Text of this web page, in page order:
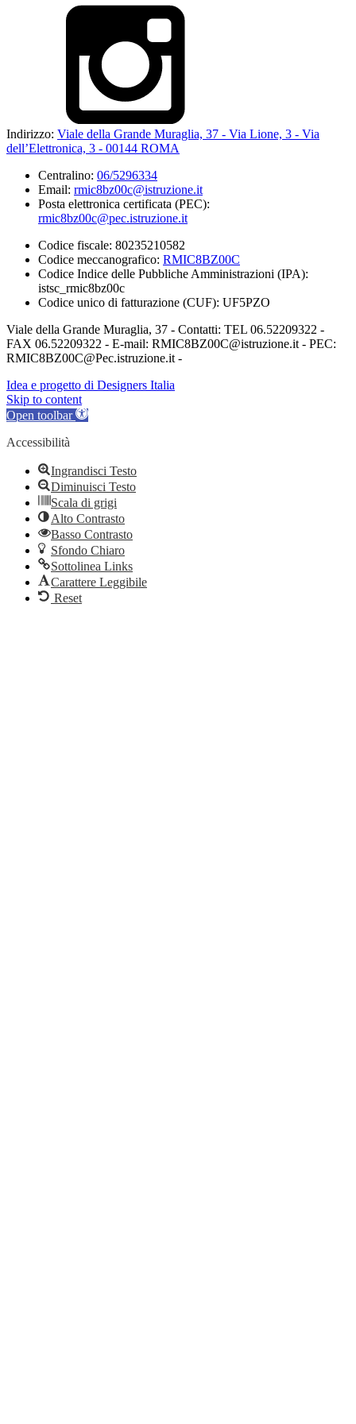
Indirizzo: Viale della Grande Muraglia, 37 - Via Lione, 3 - Via
dell’Elettronica, 3 - 00144 ROMA
Centralino: 06/5296334
Email: rmic8bz00c@istruzione.it
Posta elettronica certificata (PEC):
rmic8bz00c@pec.istruzione.it
Codice fiscale: 80235210582
Codice meccanografico: RMIC8BZ00C
Codice Indice delle Pubbliche Amministrazioni (IPA):
istsc_rmic8bz00c
Codice unico di fatturazione (CUF): UF5PZO
Viale della Grande Muraglia, 37 - Contatti: TEL 06.52209322 -
FAX 06.52209322 - E-mail: RMIC8BZ00C@istruzione.it - PEC:
RMIC8BZ00C@Pec.istruzione.it -
Idea e progetto di Designers Italia
Skip to content
Open toolbar
Accessibilità
Ingrandisci Testo
Diminuisci Testo
Scala di grigi
Alto Contrasto
Basso Contrasto
Sfondo Chiaro
Sottolinea Links
Carattere Leggibile
Reset